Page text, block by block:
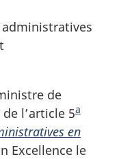
de
l’article 5N
o
t
a
en
Excellence le